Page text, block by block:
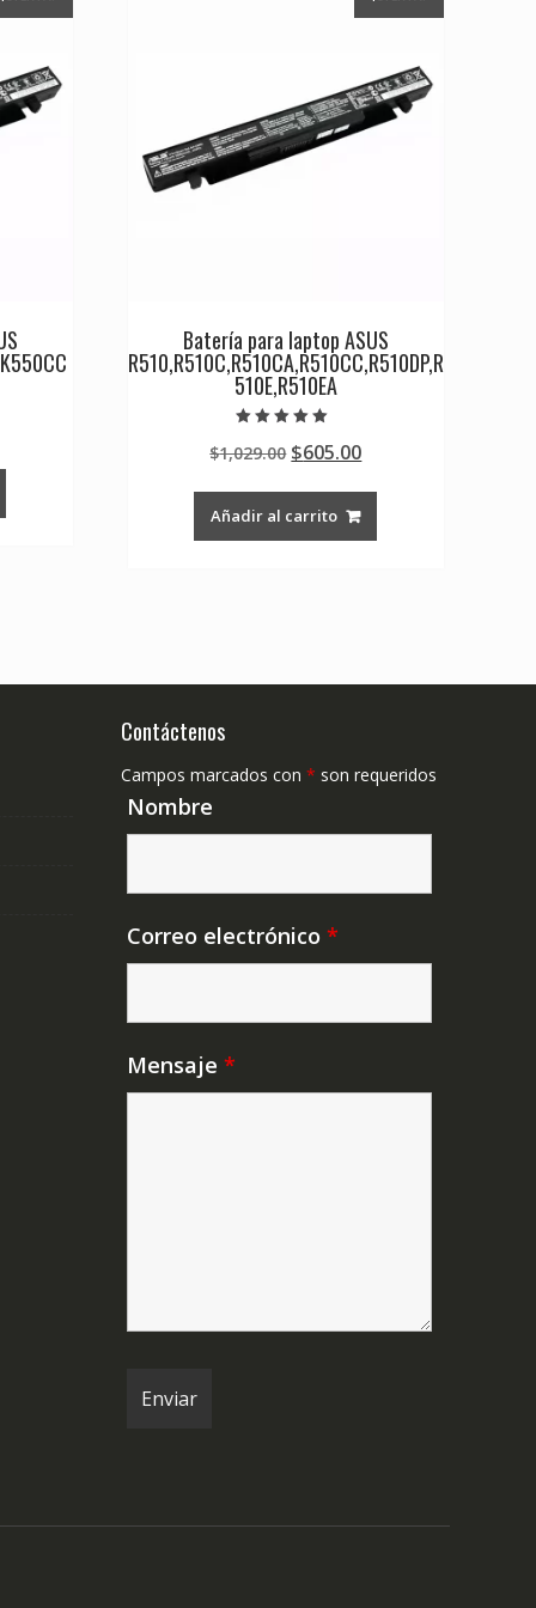
Batería para laptop ASUS
R510,R510C,R510CA,R510CC,R510DP,R
510E,R510EA
5.00
de 5
$1,029.00 Original
was:
$1,029.00.
$605.00Current
Añadir al carrito
Contáctenos
Campos marcados con * son requeridos
Nombre
Correo electrónico *
Mensaje *